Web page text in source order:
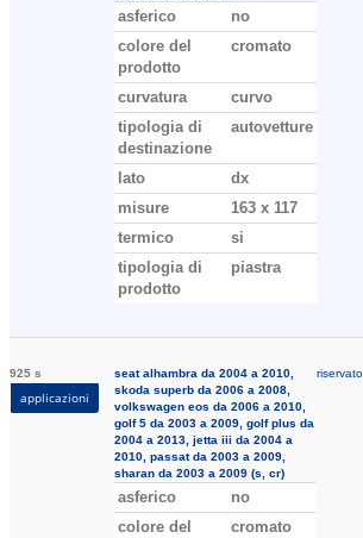
asferico
no
colore del
prodotto
cromato
curvatura
curvo
tipologia di
destinazione
autovetture
lato
dx
misure
163 x 117
termico
si
tipologia di
prodotto
piastra
925 s
applicazioni
seat alhambra da 2004 a 2010,
skoda superb da 2006 a 2008,
volkswagen eos da 2006 a 2010,
golf 5 da 2003 a 2009, golf plus da
2004 a 2013, jetta iii da 2004 a
2010, passat da 2003 a 2009,
sharan da 2003 a 2009 (s, cr)
asferico
no
colore del
cromato
riservato